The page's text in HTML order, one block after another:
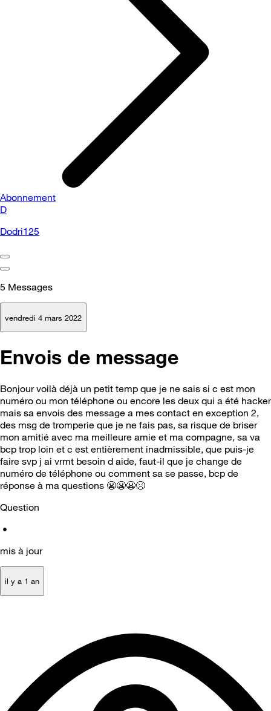
Abonnement
D
Dodri125
5 Messages
vendredi 4 mars 2022
Envois de message
Bonjour voilà déjà un petit temp que je ne sais si c est mon
numéro ou mon téléphone ou encore les deux qui a été hacker
mais sa envois des message a mes contact en exception 2,
des msg de tromperie que je ne fais pas, sa risque de briser
mon amitié avec ma meilleure amie et ma compagne, sa va
bcp trop loin et c est entièrement inadmissible, que puis-je
faire svp j ai vrmt besoin d aide, faut-il que je change de
numéro de téléphone ou comment sa se passe, bcp de
réponse à ma questions 😬😬😬😣
Question
•
mis à jour
il y a 1 an